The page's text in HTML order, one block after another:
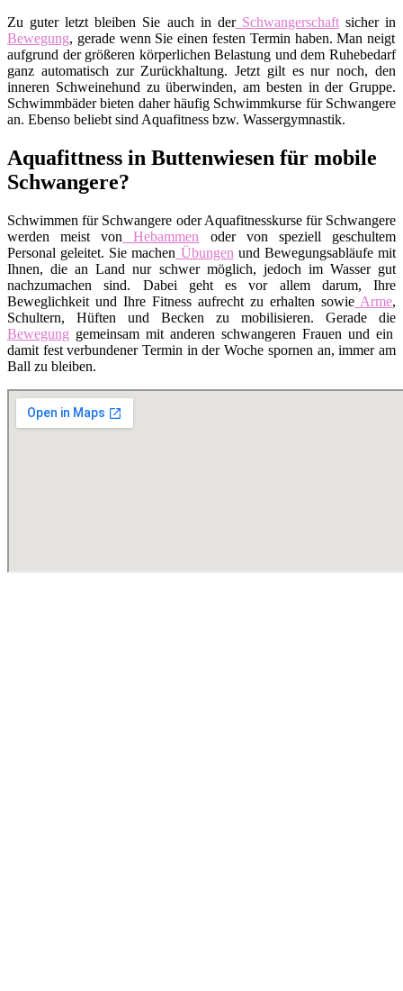
Zu guter letzt bleiben Sie auch in derSchwangerschaftsicher in
Bewegung, gerade wenn Sie einen festen Termin haben. Man neigt
aufgrund der größeren körperlichen Belastung und dem Ruhebedarf
ganz automatisch zur Zurückhaltung. Jetzt gilt es nur noch, den
inneren Schweinehund zu überwinden, am besten in der Gruppe.
Schwimmbäder bieten daher häufig Schwimmkurse für Schwangere
an. Ebenso beliebt sind Aquafitness bzw. Wassergymnastik.
Aquafittness in Buttenwiesen für mobile
Schwangere?
Schwimmen für Schwangere oder Aquafitnesskurse für Schwangere
werden meist von Hebammen oder von speziell geschultem
Personal geleitet. Sie machen Übungen und Bewegungsabläufe mit
Ihnen, die an Land nur schwer möglich, jedoch im Wasser gut
nachzumachen sind. Dabei geht es vor allem darum, Ihre
Beweglichkeit und Ihre Fitness aufrecht zu erhalten sowie Arme,
Schultern, Hüften und Becken zu mobilisieren. Gerade die
Bewegung gemeinsam mit anderen schwangeren Frauen und ein
damit fest verbundener Termin in der Woche spornen an, immer am
Ball zu bleiben.